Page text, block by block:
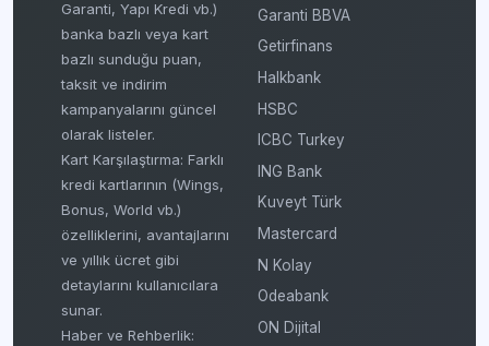
Garanti, Yapı Kredi vb.)
banka bazlı veya kart
bazlı sunduğu puan,
taksit ve indirim
kampanyalarını güncel
olarak listeler.
Kart Karşılaştırma: Farklı
kredi kartlarının (Wings,
Bonus, World vb.)
özelliklerini, avantajlarını
ve yıllık ücret gibi
detaylarını kullanıcılara
sunar.
Haber ve Rehberlik:
Garanti BBVA
Getirfinans
Halkbank
HSBC
ICBC Turkey
ING Bank
Kuveyt Türk
Mastercard
N Kolay
Odeabank
ON Dijital